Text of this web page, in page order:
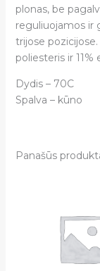
plonas, be
reguliuojamos ir
trijose
poliesteris ir 11%
Dydis – 70C
Spalva – kūno
Panašūs